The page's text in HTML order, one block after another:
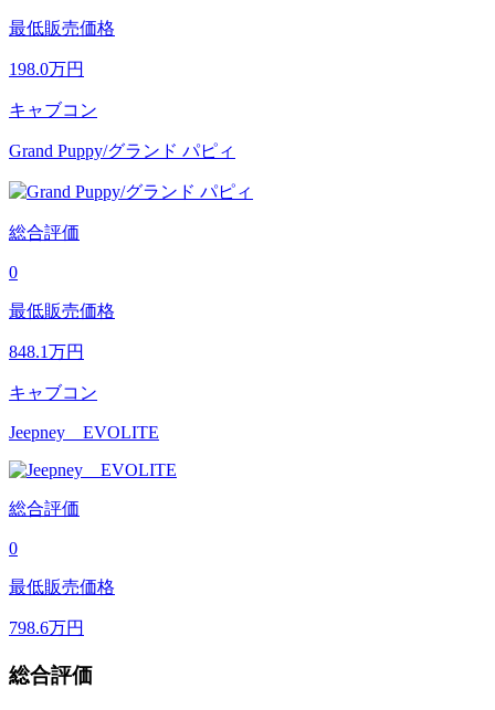
最低販売価格
198.0万円
キャブコン
Grand Puppy/グランド パピィ
総合評価
0
最低販売価格
848.1万円
キャブコン
Jeepney EVOLITE
総合評価
0
最低販売価格
798.6万円
総合評価